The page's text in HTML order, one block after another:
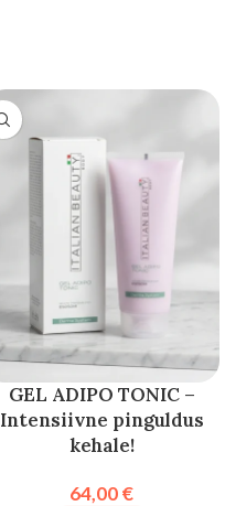
GEL ADIPO TONIC –
Intensiivne pinguldus
kehale!
64,00€